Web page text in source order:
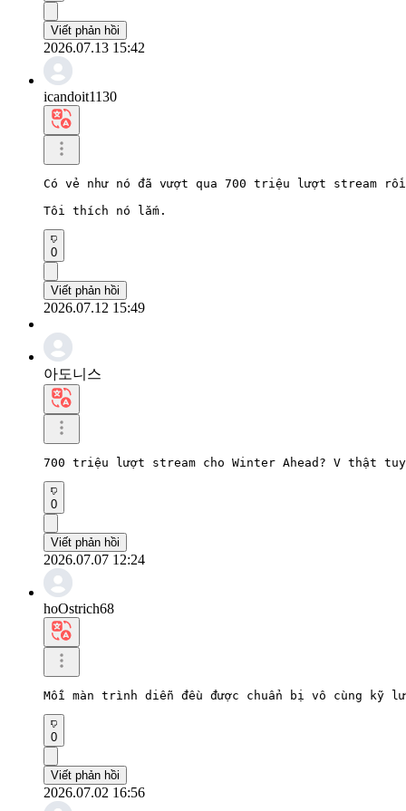
Viết phản hồi
2026.07.13 15:42
icandoit1130
Có vẻ như nó đã vượt qua 700 triệu lượt stream
Tôi thích nó lắm.
0
Viết phản hồi
2026.07.12 15:49
아도니스
700 triệu lượt stream cho Winter Ahead? V thật
0
Viết phản hồi
2026.07.07 12:24
hoOstrich68
Mỗi màn trình diễn đều được chuẩn bị vô cùng kỹ
0
Viết phản hồi
2026.07.02 16:56